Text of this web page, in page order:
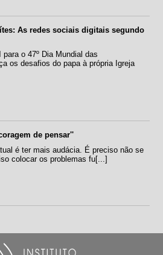
As redes sociais digitais segundo
o 47º Dia Mundial das
os desafios do papa à própria Igreja
de pensar''
é ter mais audácia. É preciso não se
colocar os problemas fu[...]